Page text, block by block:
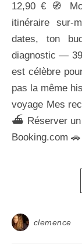
12,90 € 🧭
itinéraire sur-
dates, ton
diagnostic — 39
est célèbre
pas la même
voyage Mes
⛴️ Réserver un
Booking.com
clemence